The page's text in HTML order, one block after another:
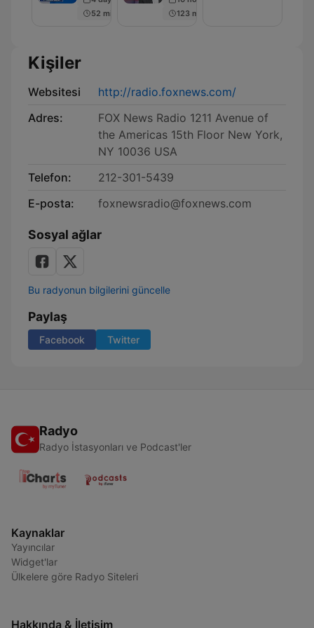
52 min
123 min
Kişiler
Websitesi
http://radio.foxnews.com/
Adres:
FOX News Radio 1211 Avenue of
the Americas 15th Floor New York,
NY 10036 USA
Telefon:
212-301-5439
E-posta:
foxnewsradio@foxnews.com
Sosyal ağlar
Bu radyonun bilgilerini güncelle
Paylaş
Facebook Twitter
Radyo
Radyo İstasyonları ve Podcast'ler
Kaynaklar
Yayıncılar
Widget'lar
Ülkelere göre Radyo Siteleri
Hakkında & İletişim